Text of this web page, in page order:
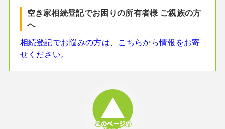
空き家相続登記でお困りの所有者様 ご親族の方
へ
相続登記でお悩みの方は、こちらから情報をお寄
せください。